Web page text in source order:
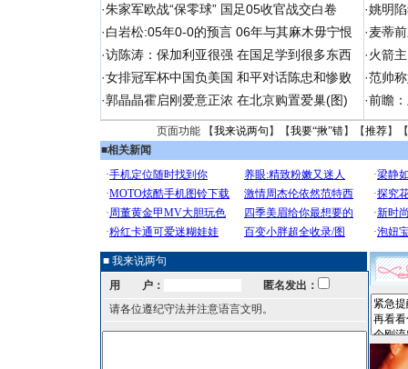
·朱家军欧战“保零球” 国足05收官战交白卷
·白岩松:05年0-0的预言 06年与其麻木毋宁恨
·访陈涛：保加利亚很强 在国足学到很多东西
·女排冠军杯中国负美国 和平对话陈忠和惨败
·郭晶晶霍启刚爱意正浓 在北京购置爱巢(图)
·姚明
·麦蒂
·火箭
·范帅
·前瞻
页面功能 【我来说两句 】【我要“揪”错】【推荐】
■相关新闻
■ 我来说两句
用 户：
匿名发出：
请各位遵纪守法并注意语言文明。